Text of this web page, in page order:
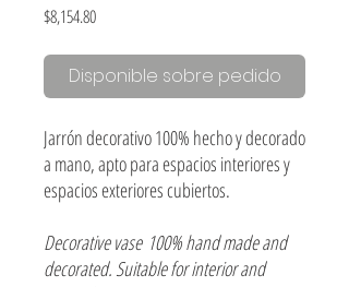
$8,154.80Precio
Disponible sobre pedido
Jarrón decorativo 100% hecho y decorado
a mano, apto para espacios interiores y
espacios exteriores cubiertos.
Decorative vase 100% hand made and
decorated. Suitable for interior and